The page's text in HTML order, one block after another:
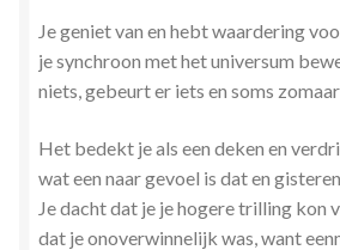
Tarot
Verbinden en Transformeren met 17
Tweelingvlam
Je geniet van en hebt waardering
je synchroon met het universum
niets, gebeurt er iets en soms
Het bedekt je als een deken en
wat een naar gevoel is dat en
Je dacht dat je je hogere trilling kon
dat je onoverwinnelijk was, want